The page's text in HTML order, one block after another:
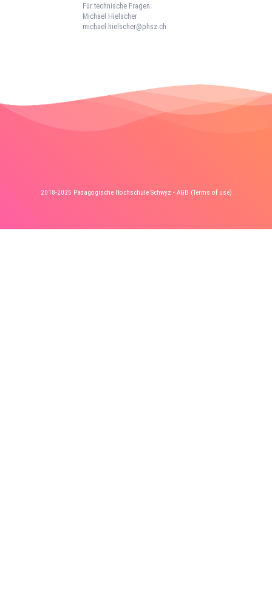
Für technische Fragen:
Michael Hielscher
michael.hielscher@phsz.ch
2018-2025 Pädagogische Hochschule Schwyz - AGB (Terms of use)